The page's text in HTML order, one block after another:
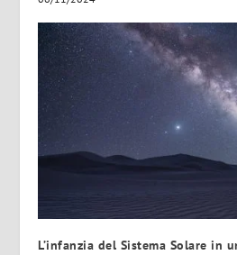
L’infanzia del Sistema Solare in